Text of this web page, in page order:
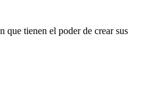
que tienen el poder de crear sus